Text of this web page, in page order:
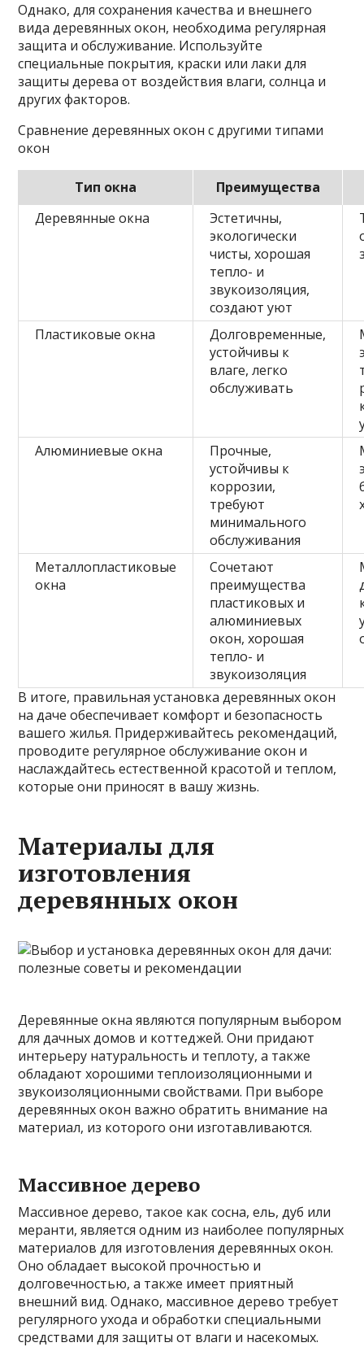
Однако, для сохранения качества и внешнего
вида деревянных окон, необходима регулярная
защита и обслуживание. Используйте
специальные покрытия, краски или лаки для
защиты дерева от воздействия влаги, солнца и
других факторов.
Сравнение деревянных окон с другими типами
окон
Тип окна
Преимущества
Деревянные окна
Эстетичны,
экологически
чисты, хорошая
тепло- и
звукоизоляция,
создают уют
Пластиковые окна
Долговременные,
устойчивы к
влаге, легко
обслуживать
Алюминиевые окна
Прочные,
устойчивы к
коррозии,
требуют
минимального
обслуживания
Металлопластиковые
окна
Сочетают
преимущества
пластиковых и
алюминиевых
окон, хорошая
тепло- и
звукоизоляция
В итоге, правильная установка деревянных окон
на даче обеспечивает комфорт и безопасность
вашего жилья. Придерживайтесь рекомендаций,
проводите регулярное обслуживание окон и
наслаждайтесь естественной красотой и теплом,
которые они приносят в вашу жизнь.
Материалы для
изготовления
деревянных окон
Деревянные окна являются популярным выбором
для дачных домов и коттеджей. Они придают
интерьеру натуральность и теплоту, а также
обладают хорошими теплоизоляционными и
звукоизоляционными свойствами. При выборе
деревянных окон важно обратить внимание на
материал, из которого они изготавливаются.
Массивное дерево
Массивное дерево, такое как сосна, ель, дуб или
меранти, является одним из наиболее популярных
материалов для изготовления деревянных окон.
Оно обладает высокой прочностью и
долговечностью, а также имеет приятный
внешний вид. Однако, массивное дерево требует
регулярного ухода и обработки специальными
средствами для защиты от влаги и насекомых.